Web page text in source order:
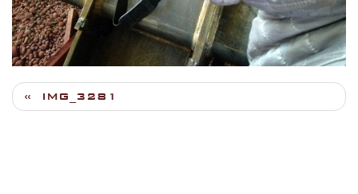
IMG_3281